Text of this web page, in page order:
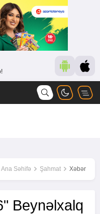
Ana Səhifə Şahmat Xəbər
Beynəlxalq